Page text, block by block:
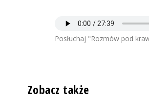
Posłuchaj "Rozmów pod
Zobacz także